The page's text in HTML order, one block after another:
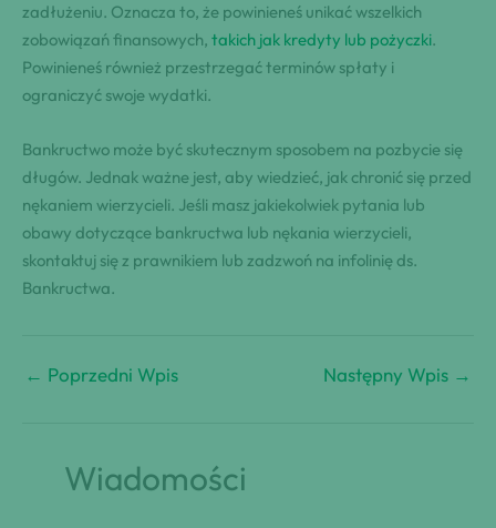
zadłużeniu. Oznacza to, że powinieneś unikać wszelkich
zobowiązań finansowych, takich jak kredyty lub pożyczki.
Powinieneś również przestrzegać terminów spłaty i
ograniczyć swoje wydatki.
Bankructwo może być skutecznym sposobem na pozbycie się
długów. Jednak ważne jest, aby wiedzieć, jak chronić się przed
nękaniem wierzycieli. Jeśli masz jakiekolwiek pytania lub
obawy dotyczące bankructwa lub nękania wierzycieli,
skontaktuj się z prawnikiem lub zadzwoń na infolinię ds.
Bankructwa.
← Poprzedni Wpis Następny Wpis →
Wiadomości